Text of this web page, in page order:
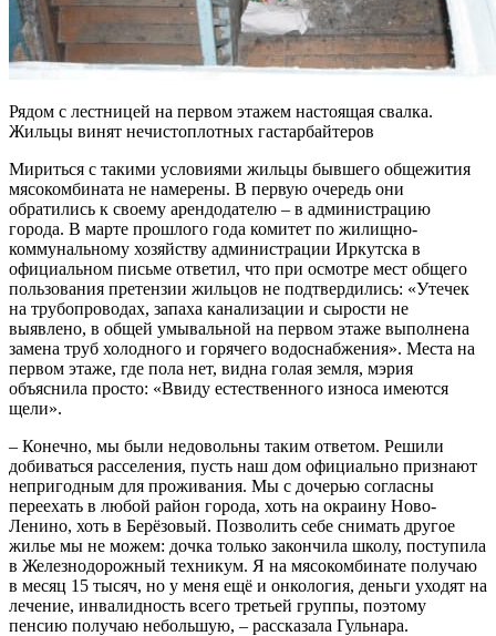
Рядом с лестницей на первом этажем настоящая свалка.
Жильцы винят нечистоплотных гастарбайтеров
Мириться с такими условиями жильцы бывшего общежития
мясокомбината не намерены. В первую очередь они
обратились к своему арендодателю – в администрацию
города. В марте прошлого года комитет по жилищно-
коммунальному хозяйству администрации Иркутска в
официальном письме ответил, что при осмотре мест общего
пользования претензии жильцов не подтвердились: «Утечек
на трубопроводах, запаха канализации и сырости не
выявлено, в общей умывальной на первом этаже выполнена
замена труб холодного и горячего водоснабжения». Места на
первом этаже, где пола нет, видна голая земля, мэрия
объяснила просто: «Ввиду естественного износа имеются
щели».
– Конечно, мы были недовольны таким ответом. Решили
добиваться расселения, пусть наш дом официально признают
непригодным для проживания. Мы с дочерью согласны
переехать в любой район города, хоть на окраину Ново-
Ленино, хоть в Берёзовый. Позволить себе снимать другое
жилье мы не можем: дочка только закончила школу, поступила
в Железнодорожный техникум. Я на мясокомбинате получаю
в месяц 15 тысяч, но у меня ещё и онкология, деньги уходят на
лечение, инвалидность всего третьей группы, поэтому
пенсию получаю небольшую, – рассказала Гульнара.